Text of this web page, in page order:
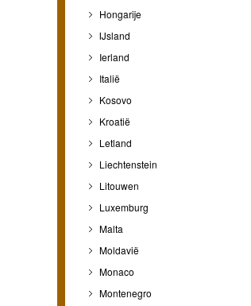
Hongarije
IJsland
Ierland
Italië
Kosovo
Kroatië
Letland
Liechtenstein
Litouwen
Luxemburg
Malta
Moldavië
Monaco
Montenegro